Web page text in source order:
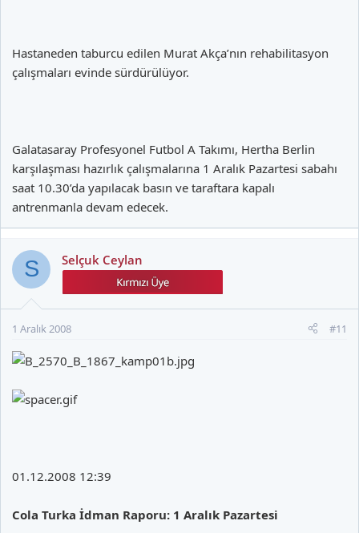
Hastaneden taburcu edilen Murat Akça’nın rehabilitasyon
çalışmaları evinde sürdürülüyor.
Galatasaray Profesyonel Futbol A Takımı, Hertha Berlin
karşılaşması hazırlık çalışmalarına 1 Aralık Pazartesi sabahı
saat 10.30’da yapılacak basın ve taraftara kapalı
antrenmanla devam edecek.
S Selçuk Ceylan
1 Aralık 2008 #11
01.12.2008 12:39
Cola Turka İdman Raporu: 1 Aralık Pazartesi